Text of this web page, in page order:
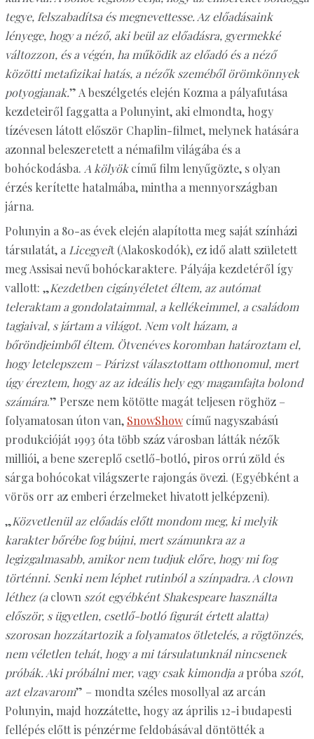
tegye, felszabadítsa és megnevettesse. Az előadásaink
lényege, hogy a néző, aki beül az előadásra, gyermekké
változzon, és a végén, ha működik az előadó és a néző
közötti metafizikai hatás, a nézők szeméből örömkönnyek
potyogjanak.” A beszélgetés elején Kozma a pályafutása
kezdeteiről faggatta a Polunyint, aki elmondta, hogy
tízévesen látott először Chaplin-filmet, melynek hatására
azonnal beleszeretett a némafilm világába és a
bohóckodásba. A kölyökcímű film lenyűgözte, s olyan
érzés kerítette hatalmába, mintha a mennyországban
járna.
Polunyin a 80-as évek elején alapította meg saját színházi
társulatát, a Licegyeit (Alakoskodók), ez idő alatt született
meg Assisai nevű bohóckaraktere. Pályája kezdetéről így
vallott: „Kezdetben cigányéletet éltem, az autómat
teleraktam a gondolataimmal, a kellékeimmel, a családom
tagjaival, s jártam a világot. Nem volt házam, a
bőröndjeimből éltem. Ötvenéves koromban határoztam el,
hogy letelepszem – Párizst választottam otthonomul, mert
úgy éreztem, hogy az az ideális hely egy magamfajta bolond
számára.” Persze nem kötötte magát teljesen röghöz –
folyamatosan úton van, SnowShowcímű nagyszabású
produkcióját 1993 óta több száz városban látták nézők
milliói, a bene szereplő csetlő-botló, piros orrú zöld és
sárga bohócokat világszerte rajongás övezi. (Egyébként a
vörös orr az emberi érzelmeket hivatott jelképzeni).
„Közvetlenül az előadás előtt mondom meg, ki melyik
karakter bőrébe fog bújni, mert számunkra az a
legizgalmasabb, amikor nem tudjuk előre, hogy mi fog
történni. Senki nem léphet rutinból a színpadra. A clown
léthez (a clown szót egyébként Shakespeare használta
először, s ügyetlen, csetlő-botló figurát értett alatta)
szorosan hozzátartozik a folyamatos ötletelés, a rögtönzés,
nem véletlen tehát, hogy a mi társulatunknál nincsenek
próbák. Aki próbálni mer, vagy csak kimondja a próba szót,
azt elzavarom” – mondta széles mosollyal az arcán
Polunyin, majd hozzátette, hogy az április 12-i budapesti
fellépés előtt is pénzérme feldobásával döntötték a